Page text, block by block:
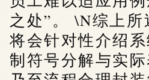
之处”。 \N综上
将会针对性介绍
制符号分解与实